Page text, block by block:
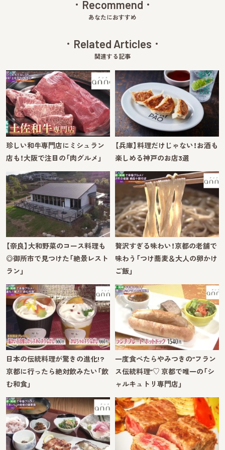
Recommend
あなたにおすすめ
Related Articles
関連する記事
珍しい和牛専門店にミシュラン
店も！大阪で注目の「肉グルメ」
【兵庫】料理だけじゃない！お酒も
楽しめる神戸のお店3選
【奈良】大和野菜のコース料理も
◎御所市で見つけた「絶景レスト
ラン」
贅沢すぎる味わい！京都の老舗で
味わう「つけ蕎麦＆大人の卵かけ
ご飯」
日本の伝統料理が驚きの進化!?
京都に行ったら絶対飲みたい「飲
む和食」
一度食べたらやみつきの“フラン
ス伝統料理”♡ 京都で唯一の「シ
ャルキュトリ専門店」